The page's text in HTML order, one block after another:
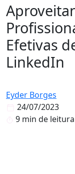
Efetivas
LinkedIn
Eyder Borges
24/07/2023
9 min de leitura